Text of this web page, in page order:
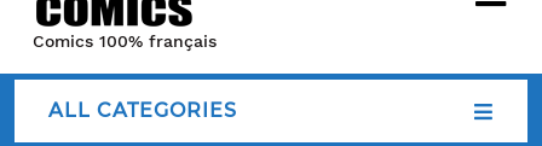
Comics 100% français
ALL CATEGORIES